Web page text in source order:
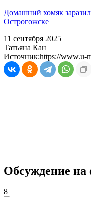
Домашний хомяк
Острогожске
11 сентября 2025
Татьяна Кан
Источник:https://www.u-
Обсуждение на
8